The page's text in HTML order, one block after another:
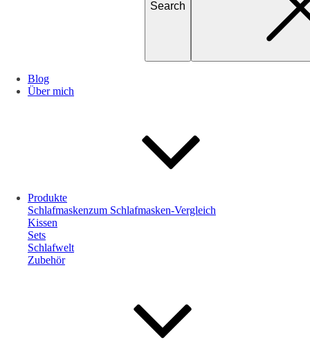
Blog
Über mich
Produkte
Schlafmasken
Kissen
Sets
Schlafwelt
Zubehör
zum Schlafmasken-Vergleich